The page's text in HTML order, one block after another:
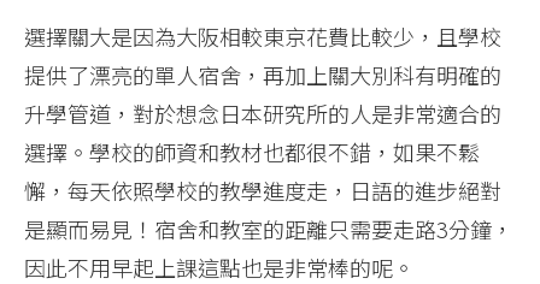
選擇關大是因為大阪相較東京花費比較少，且學校
提供了漂亮的單人宿舍，再加上關大別科有明確的
升學管道，對於想念日本研究所的人是非常適合的
選擇。學校的師資和教材也都很不錯，如果不鬆
懈，每天依照學校的教學進度走，日語的進步絕對
是顯而易見！宿舍和教室的距離只需要走路3分鐘，
因此不用早起上課這點也是非常棒的呢。